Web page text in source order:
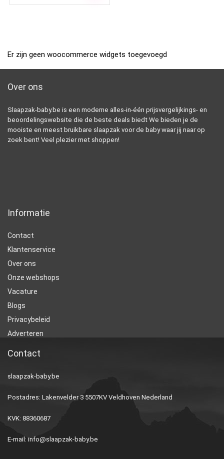
Er zijn geen woocommerce widgets toegevoegd
Over ons
Slaapzak-baby.be is een moderne alles-in-één prijsvergelijkings- en
beoordelingswebsite die de beste deals biedt We bieden je de
mooiste en meest bruikbare slaapzak voor de baby waar jij naar op
zoek bent! Veel plezier met shoppen!
Informatie
Contact
Klantenservice
Over ons
Onze webshops
Vacature
Blogs
Privacybeleid
Adverteren
Contact
slaapzak-baby.be
Postadres: Lakenvelder 3 5507KV Veldhoven Nederland
KVK: 88360687
E-mail: info@slaapzak-baby.be